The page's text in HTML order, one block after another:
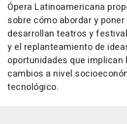
Ópera Latinoamericana
sobre cómo abordar y
desarrollan teatros y
y el replanteamiento de
oportunidades que
cambios a nivel
tecnológico.